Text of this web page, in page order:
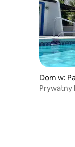
Dom w:
Prywatny